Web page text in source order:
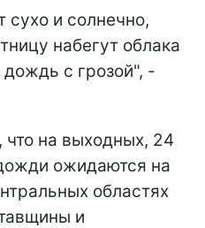
сухо и солнечно,
набегут облака
с грозой", -
что на выходных, 24
ожидаются на
областях
и